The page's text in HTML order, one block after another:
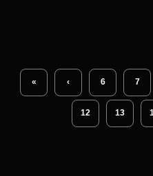
« ‹ 6 7
12 13